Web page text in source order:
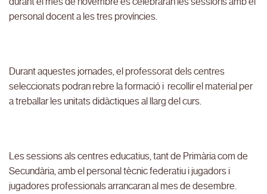
personal docent a les tres províncies.
Durant aquestes jornades, el professorat dels centres
seleccionats podran rebre la formació i recollir el material per
a treballar les unitats didàctiques al llarg del curs.
Les sessions als centres educatius, tant de Primària com de
Secundària, amb el personal tècnic federatiu i jugadors i
jugadores professionals arrancaran al mes de desembre.